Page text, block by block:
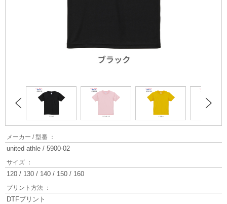
メーカー / 型番 ：
united athle / 5900-02
サイズ ：
120 / 130 / 140 / 150 / 160
プリント方法 ：
DTFプリント